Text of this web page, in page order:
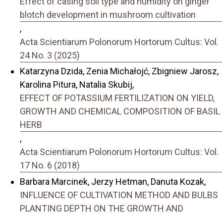
blotch development in mushroom cultivation
,
Acta Scientiarum Polonorum Hortorum Cultus: Vol.
24 No. 3 (2025)
Katarzyna Dzida, Zenia Michałojć, Zbigniew Jarosz,
Karolina Pitura, Natalia Skubij,
EFFECT OF POTASSIUM FERTILIZATION ON YIELD,
GROWTH AND CHEMICAL COMPOSITION OF BASIL
HERB
,
Acta Scientiarum Polonorum Hortorum Cultus: Vol.
17 No. 6 (2018)
Barbara Marcinek, Jerzy Hetman, Danuta Kozak,
INFLUENCE OF CULTIVATION METHOD AND BULBS
PLANTING DEPTH ON THE GROWTH AND